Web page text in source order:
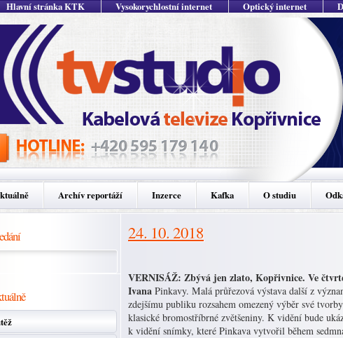
Hlavní stránka KTK Vysokorychlostní internet Optický internet
Archív reportáží Inzerce Kafka O studiu
24. 10. 2018
VERNISÁŽ: Zbývá jen zlato, Kopřivnice. Ve
Ivana Pinkavy. Malá průřezová výstava další z
zdejšímu publiku rozsahem omezený výběr své
klasické bromostříbrné zvětšeniny. K vidění bude
k vidění snímky, které Pinkava vytvořil během